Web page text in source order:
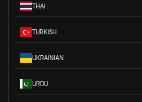
THAI
TURKISH
UKRAINIAN
URDU